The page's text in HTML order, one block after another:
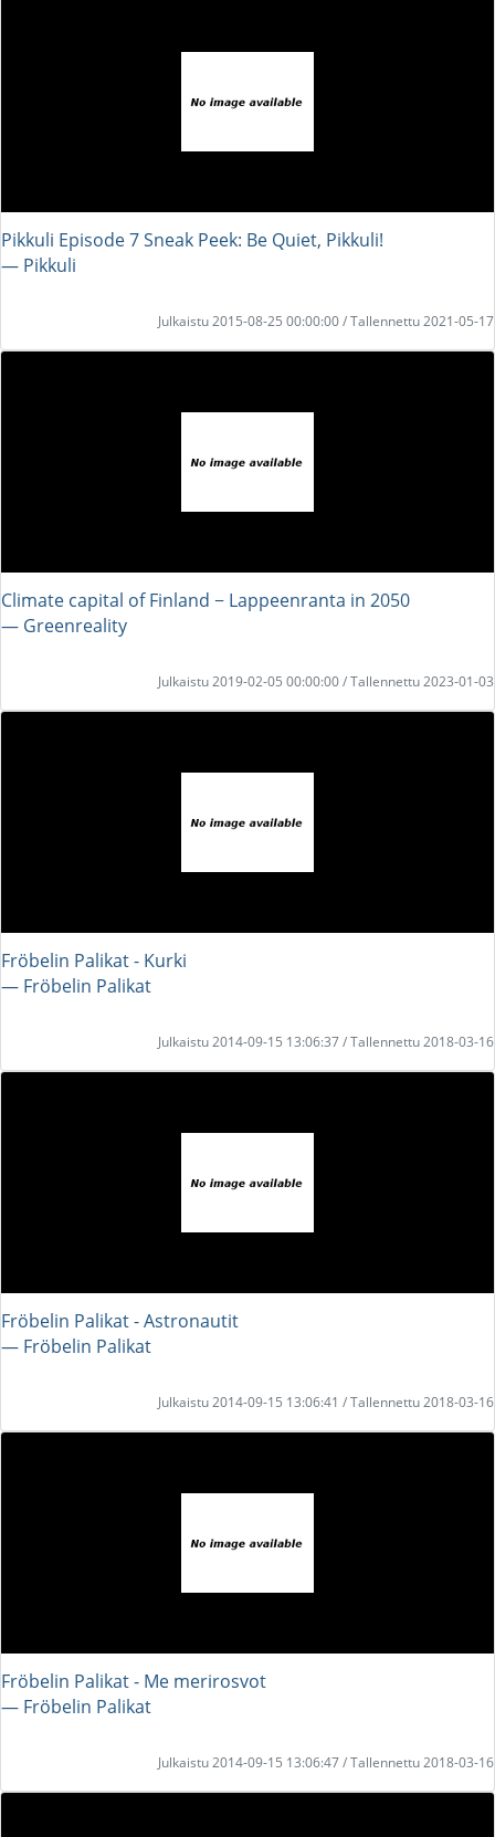
Pikkuli Episode 7 Sneak Peek: Be Quiet, Pikkuli!
― Pikkuli
Julkaistu 2015-08-25 00:00:00 / Tallennettu 2021-05-17
Climate capital of Finland − Lappeenranta in 2050
― Greenreality
Julkaistu 2019-02-05 00:00:00 / Tallennettu 2023-01-03
Fröbelin Palikat - Kurki
― Fröbelin Palikat
Julkaistu 2014-09-15 13:06:37 / Tallennettu 2018-03-16
Fröbelin Palikat - Astronautit
― Fröbelin Palikat
Julkaistu 2014-09-15 13:06:41 / Tallennettu 2018-03-16
Fröbelin Palikat - Me merirosvot
― Fröbelin Palikat
Julkaistu 2014-09-15 13:06:47 / Tallennettu 2018-03-16